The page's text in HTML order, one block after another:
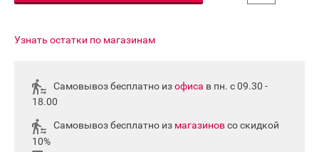
Узнать остатки по магазинам
Самовывоз бесплатно изофиса в пн. с 09.30 -
18.00
Самовывоз бесплатно из магазиновсо скидкой
10%